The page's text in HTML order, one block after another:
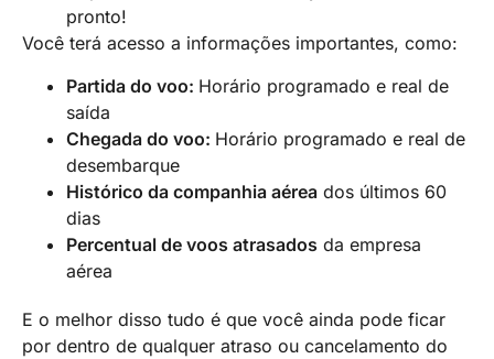
pronto!
Você terá acesso a informações importantes, como:
Partida do voo: Horário programado e real de
saída
Chegada do voo: Horário programado e real de
desembarque
Histórico da companhia aérea dos últimos 60
dias
Percentual de voos atrasados da empresa
aérea
E o melhor disso tudo é que você ainda pode ficar
por dentro de qualquer atraso ou cancelamento do